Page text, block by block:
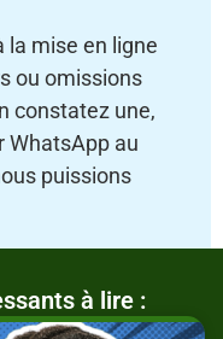
la mise en ligne
ou omissions
constatez une,
WhatsApp au
puissions
à lire :